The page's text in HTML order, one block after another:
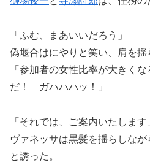
「ふむ、まあいいだろう」
偽堰合はにやりと笑い、肩を揺
「参加者の女性比率が大きく
だ！ ガハハハッ！」
「それでは、ご案内いたします
ヴァネッサは黒髪を揺らしな
と誘った。